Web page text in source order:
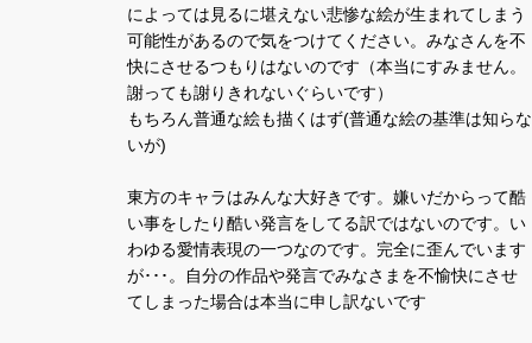
によっては見るに堪えない悲惨な絵が生まれてしまう
可能性があるので気をつけてください。みなさんを不
快にさせるつもりはないのです（本当にすみません。
謝っても謝りきれないぐらいです）
もちろん普通な絵も描くはず(普通な絵の基準は知らな
いが)
東方のキャラはみんな大好きです。嫌いだからって酷
い事をしたり酷い発言をしてる訳ではないのです。い
わゆる愛情表現の一つなのです。完全に歪んでいます
が･･･。自分の作品や発言でみなさまを不愉快にさせ
てしまった場合は本当に申し訳ないです